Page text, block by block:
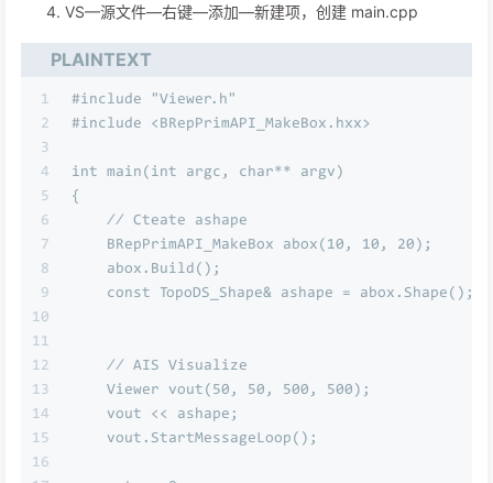
VS—源文件—右键—添加—新建项，创建 main.cpp
PLAINTEXT
1
2
3
4
5
6
7
8
9
10
11
12
13
14
15
16
#include "Viewer.h"
#include <BRepPrimAPI_MakeBox.hxx>
int main(int argc, char** argv)
{
    // Cteate ashape
    BRepPrimAPI_MakeBox abox(10, 10, 20);
    abox.Build();
    const TopoDS_Shape& ashape = abox.Shape();
    // AIS Visualize
    Viewer vout(50, 50, 500, 500);
    vout << ashape;
    vout.StartMessageLoop();